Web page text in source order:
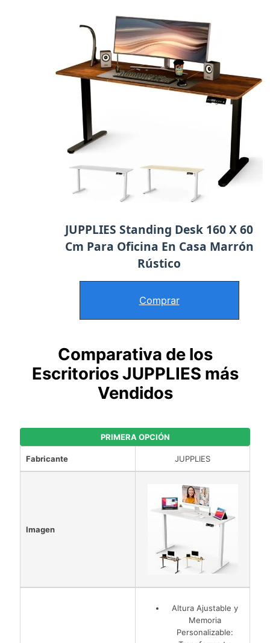
JUPPLIES Standing Desk 160 X 60
Cm Para Oficina En Casa Marrón
Rústico
Comprar
Comparativa de los
Escritorios JUPPLIES más
Vendidos
PRIMERA OPCIÓN
Fabricante JUPPLIES
Imagen
Altura Ajustable y
Memoria
Personalizable: